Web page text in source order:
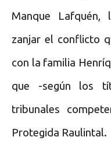
Manque Lafquén,
zanjar el conflicto
con la familia
que -según los
tribunales
Protegida Raulintal.